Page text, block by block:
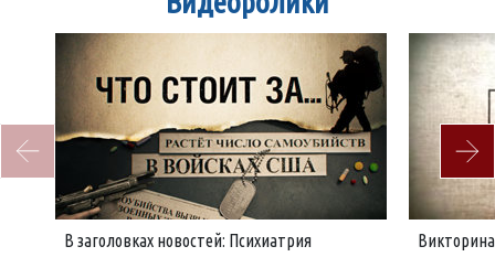
В заголовках новостей: Психиатрия Викторина